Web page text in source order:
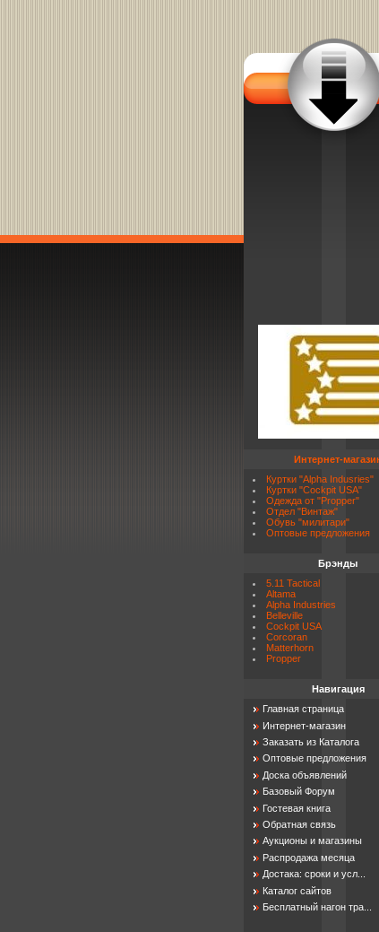
Интернет-
Куртки "Alpha Indusries"
Куртки "Cockpit USA"
Одежда от "Propper"
Отдел "Винтаж"
Обувь "милитари"
Оптовые предложения
Брэнды
5.11 Tactical
Altama
Alpha Industries
Belleville
Cockpit USA
Corcoran
Matterhorn
Propper
Навигация
Главная страница
Интернет-магазин
Заказать из Каталога
Оптовые предложения
Доска объявлений
Базовый Форум
Гостевая книга
Обратная связь
Аукционы и магазины
Распродажа месяца
Достака: сроки и усл...
Каталог сайтов
Бесплатный нагон тра...